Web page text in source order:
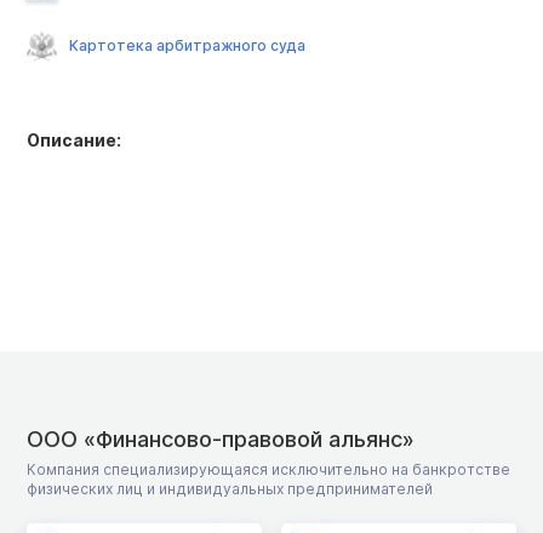
Описание:
Картотека арбитражного суда
ООО «Финансово-правовой альянс»
Компания специализирующаяся исключительно на банкротстве
физических лиц и индивидуальных предпринимателей